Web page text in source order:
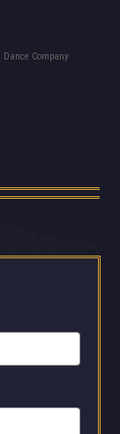
Company